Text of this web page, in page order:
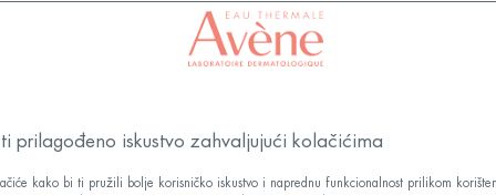
requires the use of cookies in order to offer you
prilagođeno iskustvo zahvaljujući kolačićima
kako bi ti pružili bolje korisničko iskustvo i naprednu funkcionalnost prilikom